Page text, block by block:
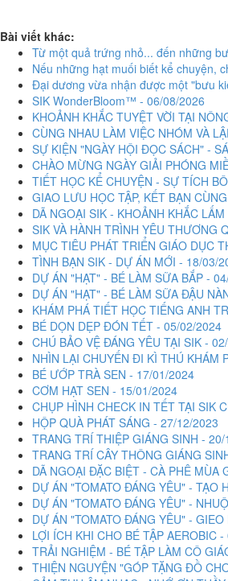
Bài viết khác:
Từ một quả trứng nhỏ... đến những
Nếu những hạt muối biết kể chuyện,
Đại dương vừa nhận được một "bưu
SIK WonderBloom™ - 06/08/2026
KHOẢNH KHẮC TUYỆT VỜI TẠI
CÙNG NHAU LÀM VIỆC NHÓM VÀ
SỰ KIỆN "NGÀY HỘI ĐỌC SÁCH" -
CHÀO MỪNG NGÀY GIẢI PHÓNG
TIẾT HỌC KỂ CHUYỆN - SỰ TÍCH
GIAO LƯU HỌC TẬP, KẾT BẠN
DÃ NGOẠI SIK - KHOẢNH KHẮC
SIK VÀ HÀNH TRÌNH YÊU THƯƠNG
MỤC TIÊU PHÁT TRIỂN GIÁO DỤC
TÌNH BẠN SIK - DỰ ÁN MỚI - 18/03/
DỰ ÁN "HẠT" - BÉ LÀM SỮA BẮP -
DỰ ÁN "HẠT" - BÉ LÀM SỮA ĐẬU
KHÁM PHÁ TIẾT HỌC TIẾNG ANH
BÉ DỌN DẸP ĐÓN TẾT - 05/02/2024
CHÚ BẢO VỆ ĐÁNG YÊU TẠI SIK -
NHÌN LẠI CHUYẾN ĐI KÌ THÚ KHÁM
BÉ ƯỚP TRÀ SEN - 17/01/2024
CƠM HẠT SEN - 15/01/2024
CHỤP HÌNH CHECK IN TẾT TẠI SIK
HỘP QUÀ PHÁT SÁNG - 27/12/2023
TRANG TRÍ THIỆP GIÁNG SINH -
TRANG TRÍ CÂY THÔNG GIÁNG
DÃ NGOẠI ĐẶC BIỆT - CÀ PHÊ MÙA
DỰ ÁN "TOMATO ĐÁNG YÊU" - TẠO
DỰ ÁN "TOMATO ĐÁNG YÊU" -
DỰ ÁN "TOMATO ĐÁNG YÊU" -
LỢI ÍCH KHI CHO BÉ TẬP AEROBIC
TRẢI NGHIỆM - BÉ TẬP LÀM CÔ
THIỆN NGUYỆN "GÓP TẶNG ĐỒ